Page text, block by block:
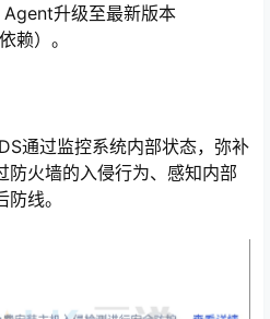
升级至最新版本
赖）。
通过监控系统内部状态，弥补
防火墙的入侵行为、感知内部
线。